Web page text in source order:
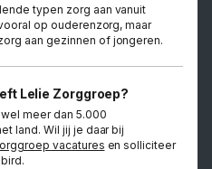
typen zorg aan vanuit
op ouderenzorg, maar
aan gezinnen of jongeren.
Lelie Zorggroep?
meer dan 5.000
land. Wil jij je daar bij
vacatures en solliciteer